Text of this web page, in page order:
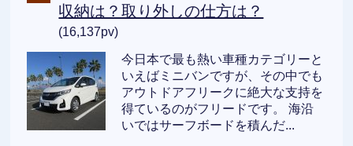
収納は？取り外しの仕方は？
(16,137pv)
今日本で最も熱い車種カテゴリーと
いえばミニバンですが、その中でも
アウトドアフリークに絶大な支持を
得ているのがフリードです。 海沿
いではサーフボードを積んだ...